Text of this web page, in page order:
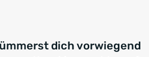
dich vorwiegend